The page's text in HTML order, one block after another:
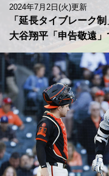
2024年7月2日(火)更新
「延長タイブレーク
大谷翔平「申告敬遠